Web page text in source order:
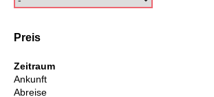
Preis
Zeitraum
Ankunft
Abreise